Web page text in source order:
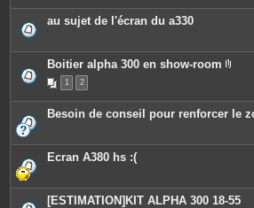
au sujet de l'écran du a330
Boitier alpha 300 en show-room
c
e
o
e
s
1 2
Besoin de conseil pour renforcer le
Ecran A380 hs :(
[ESTIMATION]KIT ALPHA 300 18-55